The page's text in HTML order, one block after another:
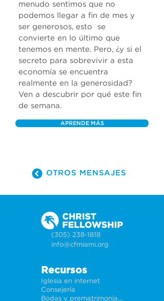
menudo sentimos que no
podemos llegar a fin de mes y
ser generosos, esto  se
convierte en lo último que
tenemos en mente. Pero, ¿y si el
secreto para sobrevivir a esta
economía se encuentra
realmente en la generosidad?
Ven a descubrir por qué este fin
de semana.
APRENDE MÁS
OTROS MENSAJES
(305) 238-1818
info@cfmiami.org
Recursos
Iglesia en internet
Consejería
Bodas y prematrimoniales